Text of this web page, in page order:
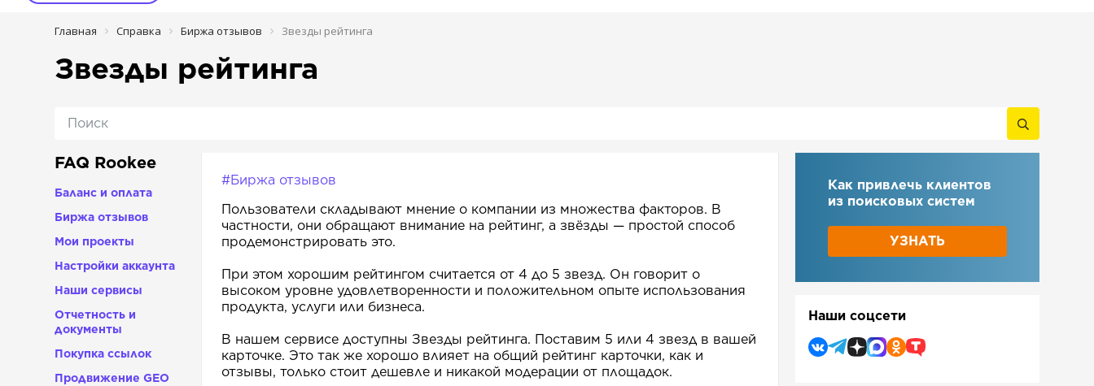
Главная Справка Биржа отзывов Звезды рейтинга
Звезды рейтинга
#Биржа отзывов
Пользователи складывают мнение о компании из множества факторов. В
частности, они обращают внимание на рейтинг, а звёзды — простой способ
продемонстрировать это.
При этом хорошим рейтингом считается от 4 до 5 звезд. Он говорит о
высоком уровне удовлетворенности и положительном опыте использования
продукта, услуги или бизнеса.
В нашем сервисе доступны Звезды рейтинга. Поставим 5 или 4 звезд в вашей
карточке. Это так же хорошо влияет на общий рейтинг карточки, как и
отзывы, только стоит дешевле и никакой модерации от площадок.
FAQ Rookee
Баланс и оплата
Биржа отзывов
Мои проекты
Настройки аккаунта
Наши сервисы
Отчетность и
документы
Покупка ссылок
Продвижение GEO
Как привлечь клиентов
из поисковых систем?
УЗНАТЬ
Наши соцсети